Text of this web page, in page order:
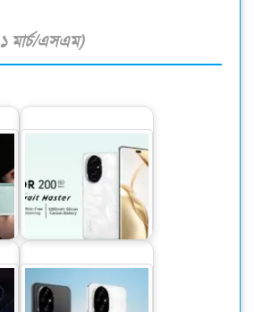
মার্চ/এসএম)
বাজার মাতাতে অনার
নিয়ে আসছে এআই